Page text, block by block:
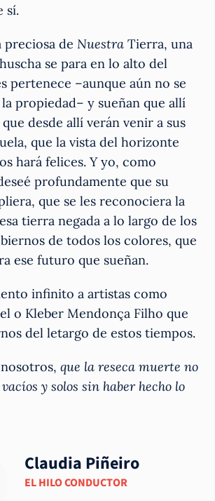
sí.
preciosa deNuestraTierra, una
se para en lo alto del
pertenece –aunque aún no se
propiedad– y sueñan que allí
que desde allí verán venir a sus
que la vista del horizonte
hará felices. Y yo, como
profundamente que su
que se les reconociera la
tierra negada a lo largo de los
de todos los colores, que
ese futuro que sueñan.
infinito a artistas como
o Kleber Mendonça Filho que
del letargo de estos tiempos.
nosotros,que la reseca muerte no
y solos sin haber hecho lo
Claudia Piñeiro
EL HILO CONDUCTOR